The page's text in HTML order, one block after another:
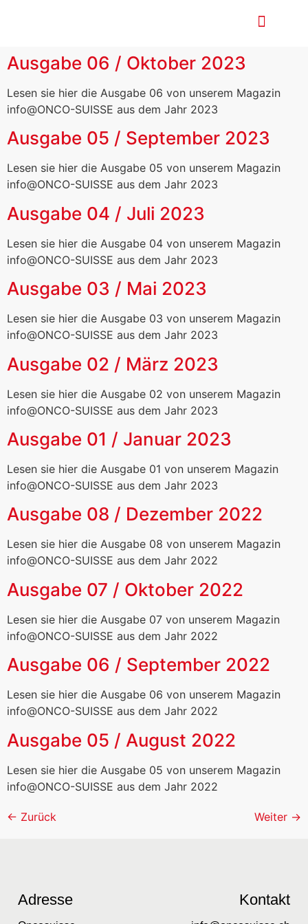
Ausgabe 06 / Oktober 2023
Lesen sie hier die Ausgabe 06 von unserem Magazin
info@ONCO-SUISSE aus dem Jahr 2023
Ausgabe 05 / September 2023
Lesen sie hier die Ausgabe 05 von unserem Magazin
info@ONCO-SUISSE aus dem Jahr 2023
Ausgabe 04 / Juli 2023
Lesen sie hier die Ausgabe 04 von unserem Magazin
info@ONCO-SUISSE aus dem Jahr 2023
Ausgabe 03 / Mai 2023
Lesen sie hier die Ausgabe 03 von unserem Magazin
info@ONCO-SUISSE aus dem Jahr 2023
Ausgabe 02 / März 2023
Lesen sie hier die Ausgabe 02 von unserem Magazin
info@ONCO-SUISSE aus dem Jahr 2023
Ausgabe 01 / Januar 2023
Lesen sie hier die Ausgabe 01 von unserem Magazin
info@ONCO-SUISSE aus dem Jahr 2023
Ausgabe 08 / Dezember 2022
Lesen sie hier die Ausgabe 08 von unserem Magazin
info@ONCO-SUISSE aus dem Jahr 2022
Ausgabe 07 / Oktober 2022
Lesen sie hier die Ausgabe 07 von unserem Magazin
info@ONCO-SUISSE aus dem Jahr 2022
Ausgabe 06 / September 2022
Lesen sie hier die Ausgabe 06 von unserem Magazin
info@ONCO-SUISSE aus dem Jahr 2022
Ausgabe 05 / August 2022
Lesen sie hier die Ausgabe 05 von unserem Magazin
info@ONCO-SUISSE aus dem Jahr 2022
← Zurück Weiter →
Adresse Kontakt